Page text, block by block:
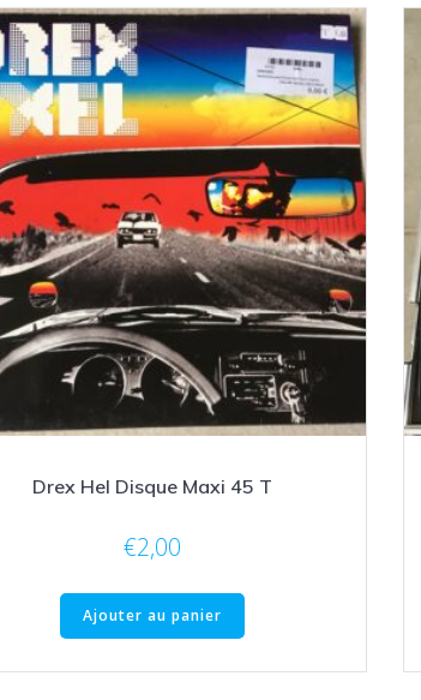
Drex Hel Disque Maxi 45 T
€2,00
Ajouter au panier